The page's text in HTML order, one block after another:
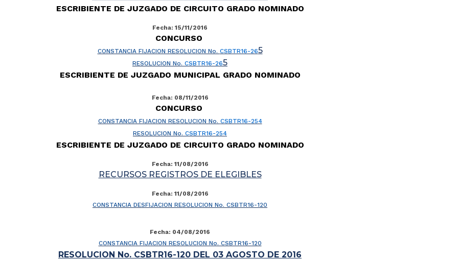
ESCRIBIENTE DE JUZGADO DE CIRCUITO GRADO NOMINADO
Fecha: 15/11/2016
CONCURSO
CONSTANCIA FIJACION RESOLUCION No. CSBTR16-265
RESOLUCION No. CSBTR16-265
ESCRIBIENTE DE JUZGADO MUNICIPAL GRADO NOMINADO
Fecha: 08/11/2016
CONCURSO
CONSTANCIA FIJACION RESOLUCION No. CSBTR16-254
RESOLUCION No. CSBTR16-254
ESCRIBIENTE DE JUZGADO DE CIRCUITO GRADO NOMINADO
Fecha: 11/08/2016
RECURSOS REGISTROS DE ELEGIBLES
Fecha: 11/08/2016
CONSTANCIA DESFIJACION RESOLUCION No. CSBTR16-120
Fecha: 04/08/2016
CONSTANCIA FIJACION RESOLUCION No. CSBTR16-120
RESOLUCION No. CSBTR16-120 DEL 03 AGOSTO DE 2016